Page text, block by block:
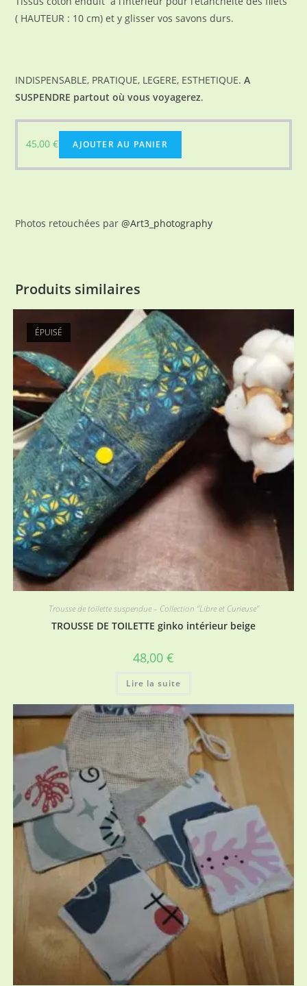
( HAUTEUR : 10 cm) et y glisser vos savons durs.
INDISPENSABLE, PRATIQUE, LEGERE, ESTHETIQUE.A
SUSPENDRE partout où vous voyagerez.
45,00€ AJOUTER AU PANIER
Photos retouchées par@Art3_photography
Produits similaires
ÉPUISÉ
Trousse de toilette suspendue – Collection “Libre et Curieuse”
TROUSSE DE TOILETTE ginko intérieur beige
48,00 €
Lire la suite